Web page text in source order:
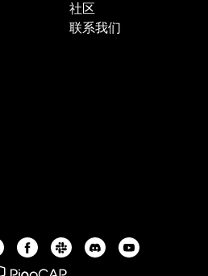
社区
联系我们